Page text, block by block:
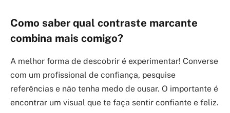
Como saber qual contraste marcante
combina mais comigo?
A melhor forma de descobrir é experimentar! Converse
com um profissional de confiança, pesquise
referências e não tenha medo de ousar. O importante é
encontrar um visual que te faça sentir confiante e feliz.